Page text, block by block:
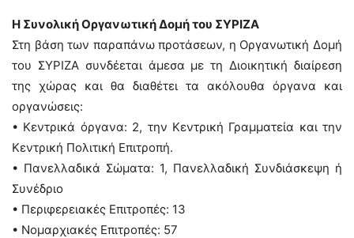
Η Συνολική Οργανωτική Δομή του ΣΥΡΙΖΑ
Στη βάση των παραπάνω προτάσεων, η Οργανωτική Δομή
του ΣΥΡΙΖΑ συνδέεται άμεσα με τη Διοικητική διαίρεση
της χώρας και θα διαθέτει τα ακόλουθα όργανα και
οργανώσεις:
• Κεντρικά όργανα: 2, την Κεντρική Γραμματεία και την
Κεντρική Πολιτική Επιτροπή.
• Πανελλαδικά Σώματα: 1, Πανελλαδική Συνδιάσκεψη ή
Συνέδριο
• Περιφερειακές Επιτροπές: 13
• Νομαρχιακές Επιτροπές: 57